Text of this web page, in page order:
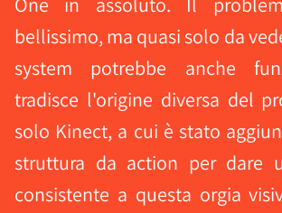
bellissimo, ma quasi solo da
system potrebbe anche
tradisce l'origine diversa del
solo Kinect, a cui è stato
struttura da action per dare
consistente a questa orgia